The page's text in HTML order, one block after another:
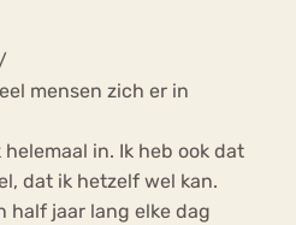
mensen zich er in
in. Ik heb ook dat
dat ik hetzelf wel kan.
half jaar lang elke dag